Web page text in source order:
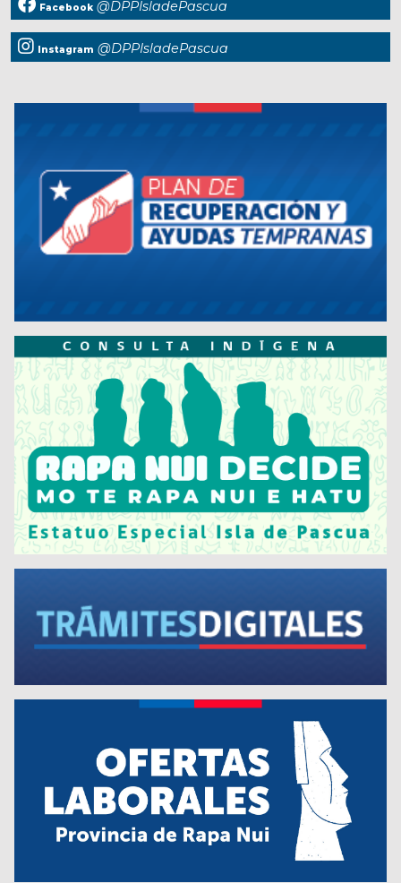
Facebook @DPPIsladePascua
Instagram @DPPIsladePascua